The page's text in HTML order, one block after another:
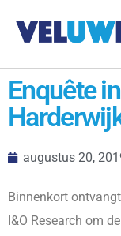
Enquête
augustus 20,
Binnenkort
I&O Research om